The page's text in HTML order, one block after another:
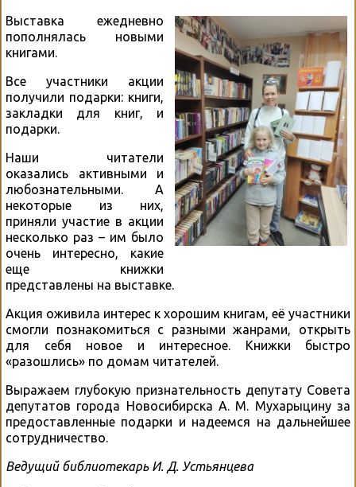
Выставка ежедневно
пополнялась новыми
книгами.
Все участники акции
получили подарки: книги,
закладки для книг, и
подарки.
Наши читатели
оказались активными и
любознательными. А
некоторые из них,
приняли участие в акции
несколько раз – им было
очень интересно, какие
еще книжки
представлены на выставке.
Акция оживила интерес к хорошим книгам, её участники
смогли познакомиться с разными жанрами, открыть
для себя новое и интересное. Книжки быстро
«разошлись» по домам читателей.
Выражаем глубокую признательность депутату Совета
депутатов города Новосибирска А. М. Мухарыцину за
предоставленные подарки и надеемся на дальнейшее
сотрудничество.
Ведущий библиотекарь И. Д. Устьянцева